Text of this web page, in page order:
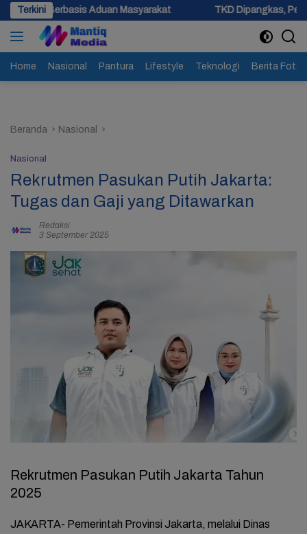
Langsung
ke
konten
Terkini
Masyarakat TKD Dipangkas, Pemprov Jateng
Home Nasional Pantura Lifestyle Teknologi Berita Foto
Beranda Nasional
Nasional
Rekrutmen Pasukan Putih Jakarta:
Tugas dan Gaji yang Ditawarkan
Redaksi
3 September 2025
Rekrutmen Pasukan Putih Jakarta Tahun
2025
JAKARTA- Pemerintah Provinsi Jakarta, melalui Dinas